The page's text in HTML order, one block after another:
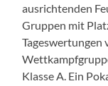
ausrichtenden
Gruppen mit
Tageswertungen
Klasse A. Ein